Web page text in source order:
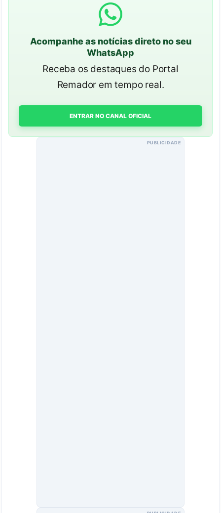
Acompanhe as notícias direto no seu
WhatsApp
Receba os destaques do Portal
Remador em tempo real.
ENTRAR NO CANAL OFICIAL
PUBLICIDADE